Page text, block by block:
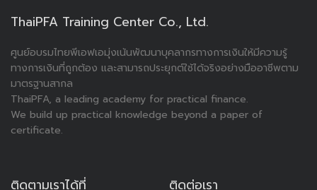
ThaiPFA Training Center Co., Ltd.
ศูนย์อบรมไทยพีเอฟเอมุ่งเน้นพัฒนาบุคลากรทางการเงินให้มีความรู้
ทางการเงินที่ถูกต้อง และสามารถประยุกต์ใช้ได้จริงอย่างมืออาชีพตาม
มาตรฐานสากล
ThaiPFA, a leading academy for practical finance.
We build up practical knowledge beyond a paper of
certificate.
ติดตามเราได้ที่ ติดต่อเรา